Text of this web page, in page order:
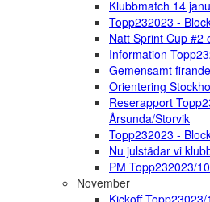
Klubbmatch 14
Topp232023 -
Natt Sprint Cup #2
Information
Gemensamt
Orientering
Reserapport
Årsunda/Storvik
Topp232023 -
Nu julstädar vi
PM Topp232023/
November
Kickoff